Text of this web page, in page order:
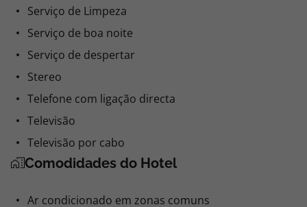
Serviço de Limpeza
Serviço de boa noite
Serviço de despertar
Stereo
Telefone com ligação directa
Televisão
Televisão por cabo
Comodidades do Hotel
Ar condicionado em zonas comuns